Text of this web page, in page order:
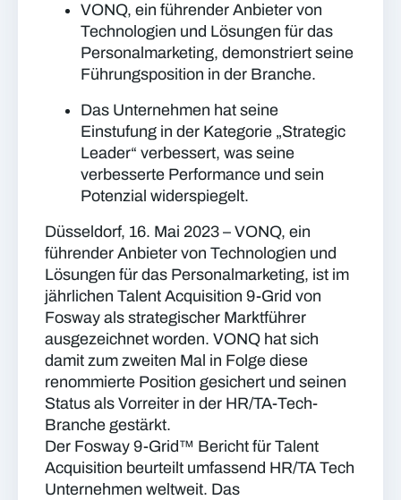
VONQ, ein führender Anbieter von
Technologien und Lösungen für das
Personalmarketing, demonstriert seine
Führungsposition in der Branche.
Das Unternehmen hat seine
Einstufung in der Kategorie „Strategic
Leader“ verbessert, was seine
verbesserte Performance und sein
Potenzial widerspiegelt.
Düsseldorf, 16. Mai 2023 – VONQ, ein
führender Anbieter von Technologien und
Lösungen für das Personalmarketing, ist im
jährlichen Talent Acquisition 9-Grid von
Fosway als strategischer Marktführer
ausgezeichnet worden. VONQ hat sich
damit zum zweiten Mal in Folge diese
renommierte Position gesichert und seinen
Status als Vorreiter in der HR/TA-Tech-
Branche gestärkt.
Der Fosway 9-Grid™ Bericht für Talent
Acquisition beurteilt umfassend HR/TA Tech
Unternehmen weltweit. Das